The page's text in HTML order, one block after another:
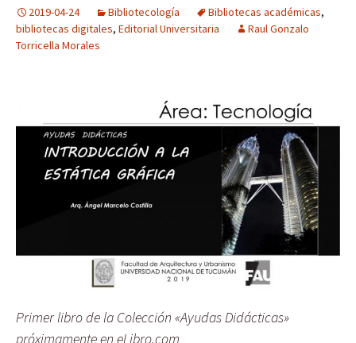
2019-04-24 Bibliotecología Bibliotecas académicas,
bibliotecas digitales, Editorial Universitaria
Raul Gonzalo
Torricella Morales
Primer libro de la Colección «Ayudas Didácticas»
próximamente en eLibro.com